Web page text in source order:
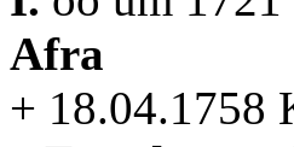
Afra
+ 18.04.1758